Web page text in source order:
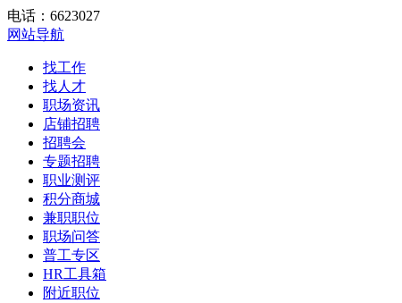
电话：6623027
网站导航
找工作
找人才
职场资讯
店铺招聘
招聘会
专题招聘
职业测评
积分商城
兼职职位
职场问答
普工专区
HR工具箱
附近职位